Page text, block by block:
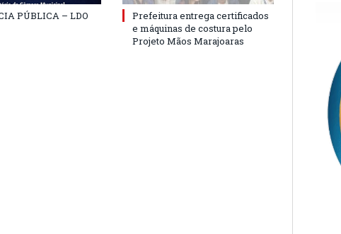
PÚBLICA – LDO
Prefeitura entrega certificados
e máquinas de costura pelo
Projeto Mãos Marajoaras